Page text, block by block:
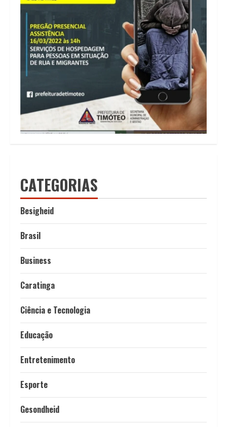
CATEGORIAS
Besigheid
Brasil
Business
Caratinga
Ciência e Tecnologia
Educação
Entretenimento
Esporte
Gesondheid